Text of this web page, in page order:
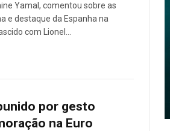
Yamal, comentou sobre as
e destaque da Espanha na
com Lionel…
por gesto
na Euro